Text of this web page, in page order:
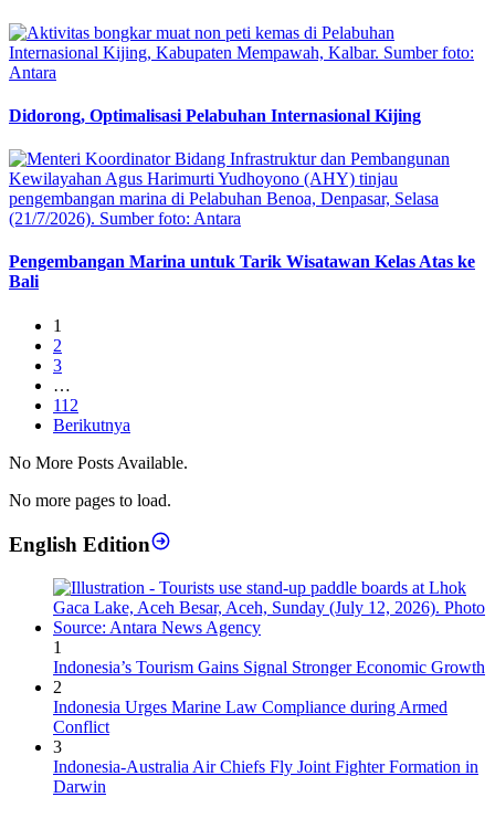
Didorong, Optimalisasi Pelabuhan Internasional Kijing
Pengembangan Marina untuk Tarik Wisatawan Kelas Atas ke
Bali
1
2
3
…
112
Berikutnya
No More Posts Available.
No more pages to load.
English Edition
1
Indonesia’s Tourism Gains Signal Stronger Economic Growth
2
Indonesia Urges Marine Law Compliance during Armed
Conflict
3
Indonesia-Australia Air Chiefs Fly Joint Fighter Formation in
Darwin